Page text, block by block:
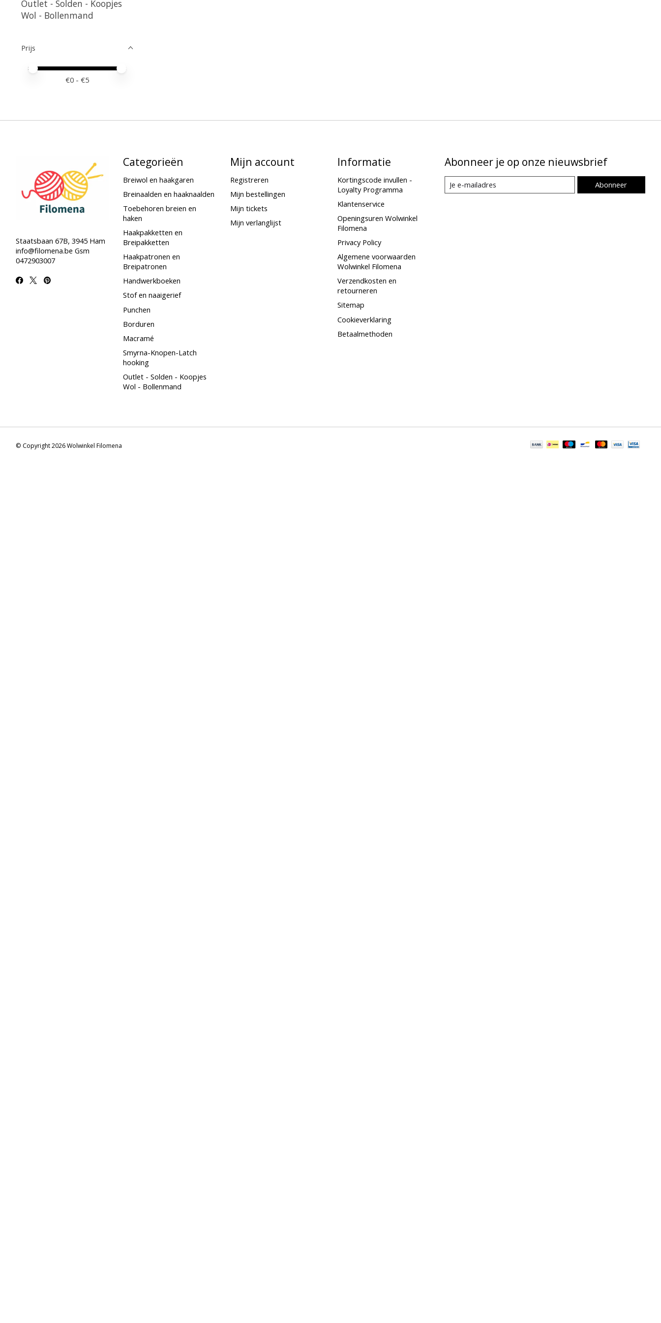
Outlet - Solden - Koopjes
Wol - Bollenmand
Prijs
Minimale prijswaarde
Price maximum value
€0 - €5
Staatsbaan 67B, 3945 Ham
info@filomena.be Gsm
0472903007
Categorieën
Breiwol en haakgaren
Breinaalden en haaknaalden
Toebehoren breien en
haken
Haakpakketten en
Breipakketten
Haakpatronen en
Breipatronen
Handwerkboeken
Stof en naaigerief
Punchen
Borduren
Macramé
Smyrna-Knopen-Latch
hooking
Outlet - Solden - Koopjes
Wol - Bollenmand
Mijn account
Registreren
Mijn bestellingen
Mijn tickets
Mijn verlanglijst
Informatie
Kortingscode invullen -
Loyalty Programma
Klantenservice
Openingsuren Wolwinkel
Filomena
Privacy Policy
Algemene voorwaarden
Wolwinkel Filomena
Verzendkosten en
retourneren
Sitemap
Cookieverklaring
Betaalmethoden
Abonneer je op onze nieuwsbrief
Abonneer
© Copyright 2026 Wolwinkel Filomena